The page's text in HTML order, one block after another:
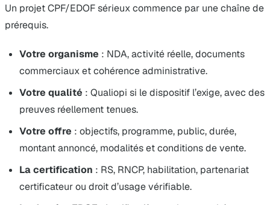
Un projet CPF/EDOF sérieux commence par une chaîne de
prérequis.
Votre organisme : NDA, activité réelle, documents
commerciaux et cohérence administrative.
Votre qualité : Qualiopi si le dispositif l’exige, avec des
preuves réellement tenues.
Votre offre : objectifs, programme, public, durée,
montant annoncé, modalités et conditions de vente.
La certification : RS, RNCP, habilitation, partenariat
certificateur ou droit d’usage vérifiable.